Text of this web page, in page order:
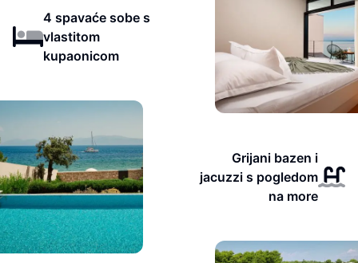
4 spavaće sobe s
vlastitom
kupaonicom
Grijani bazen i
jacuzzi s pogledom
na more